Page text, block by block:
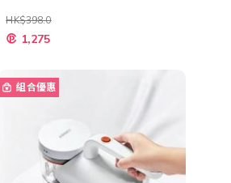
HK$398.0
特
殊 1,275
組合優惠